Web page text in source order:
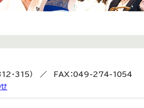
312・315） ／ FAX：049-274-1054